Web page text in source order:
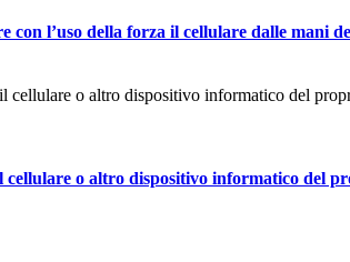
con l’uso della forza il cellulare dalle mani
cellulare o altro dispositivo informatico del